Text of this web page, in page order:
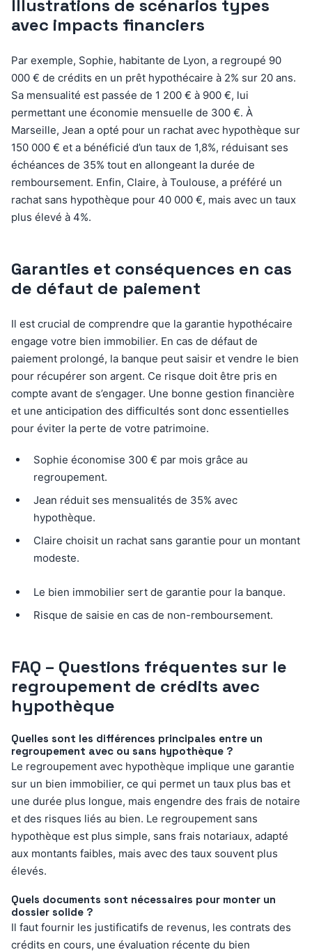
Illustrations de scénarios types
avec impacts financiers
Par exemple, Sophie, habitante de Lyon, a regroupé 90
000 € de crédits en un prêt hypothécaire à 2% sur 20 ans.
Sa mensualité est passée de 1 200 € à 900 €, lui
permettant une économie mensuelle de 300 €. À
Marseille, Jean a opté pour un rachat avec hypothèque sur
150 000 € et a bénéficié d’un taux de 1,8%, réduisant ses
échéances de 35% tout en allongeant la durée de
remboursement. Enfin, Claire, à Toulouse, a préféré un
rachat sans hypothèque pour 40 000 €, mais avec un taux
plus élevé à 4%.
Garanties et conséquences en cas
de défaut de paiement
Il est crucial de comprendre que la garantie hypothécaire
engage votre bien immobilier. En cas de défaut de
paiement prolongé, la banque peut saisir et vendre le bien
pour récupérer son argent. Ce risque doit être pris en
compte avant de s’engager. Une bonne gestion financière
et une anticipation des difficultés sont donc essentielles
pour éviter la perte de votre patrimoine.
Sophie économise 300 € par mois grâce au
regroupement.
Jean réduit ses mensualités de 35% avec
hypothèque.
Claire choisit un rachat sans garantie pour un montant
modeste.
Le bien immobilier sert de garantie pour la banque.
Risque de saisie en cas de non-remboursement.
FAQ – Questions fréquentes sur le
regroupement de crédits avec
hypothèque
Quelles sont les différences principales entre un
regroupement avec ou sans hypothèque ?
Le regroupement avec hypothèque implique une garantie
sur un bien immobilier, ce qui permet un taux plus bas et
une durée plus longue, mais engendre des frais de notaire
et des risques liés au bien. Le regroupement sans
hypothèque est plus simple, sans frais notariaux, adapté
aux montants faibles, mais avec des taux souvent plus
élevés.
Quels documents sont nécessaires pour monter un
dossier solide ?
Il faut fournir les justificatifs de revenus, les contrats des
crédits en cours, une évaluation récente du bien